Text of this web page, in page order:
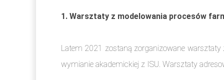
1. Warsztaty z modelowania procesów
Latem 2021 zostaną zorganizowane
wymianie akademickiej z ISU. Warsztaty